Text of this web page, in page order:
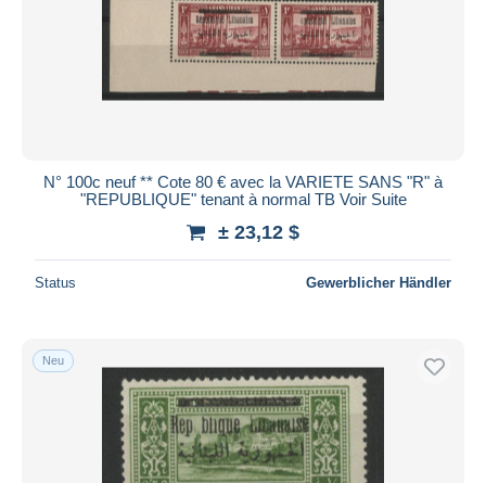
N° 100c neuf ** Cote 80 € avec la VARIETE SANS "R" à
"REPUBLIQUE" tenant à normal TB Voir Suite
± 23,12 $
Status Gewerblicher Händler
Neu